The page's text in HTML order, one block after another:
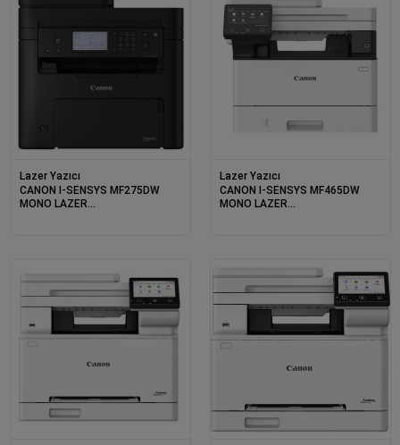
Lazer Yazıcı
CANON I-SENSYS MF275DW
MONO LAZER
Lazer Yazıcı
CANON I-SENSYS MF465DW
MONO LAZER